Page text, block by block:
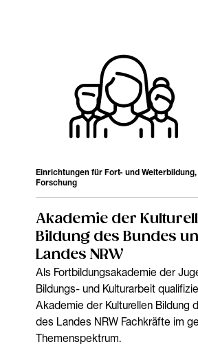
Einrichtungen für Fort- und
Forschung
Akademie der
Bildung des Bundes
Landes NRW
Als Fortbildungsakademie der
Bildungs- und Kulturarbeit
Akademie der Kulturellen Bildung
des Landes NRW Fachkräfte im
Themenspektrum.